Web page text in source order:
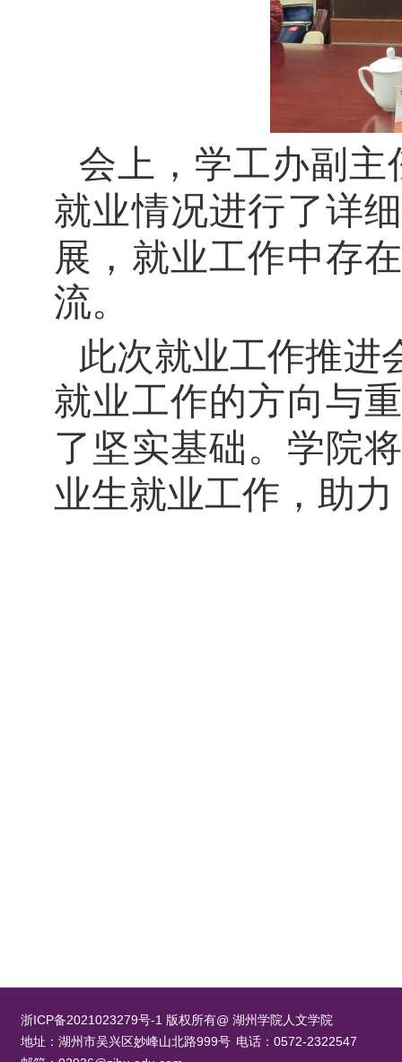
会上，学工办副主
就业情况进行了详
展，就业工作中存
流。
此次就业工作推进
就业工作的方向与
了坚实基础。学院
业生就业工作，助
浙ICP备2021023279号-1 版权所有@ 湖州学院人文学院
地址：湖州市吴兴区妙峰山北路999号 电话：0572-2322547